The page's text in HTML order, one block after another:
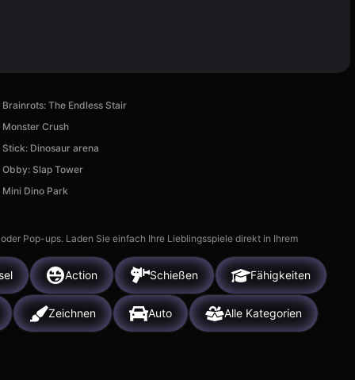
Brainrots: The Endless Stair
Monster Crush
Stick: Dinosaur arena
Obby: Slap Tower
Mini Dino Park
Pop-ups. Laden Sie einfach Ihre Lieblingsspiele direkt in Ihrem
Action Schießen Fähigkeiten
Zeichnen Auto Alle Kategorien